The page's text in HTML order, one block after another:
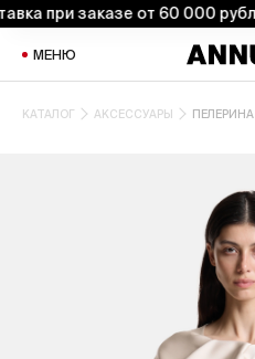
при заказе от 60 000 рублей
МЕНЮ
КАТАЛОГ АКСЕССУАРЫ ПЕЛЕРИНА